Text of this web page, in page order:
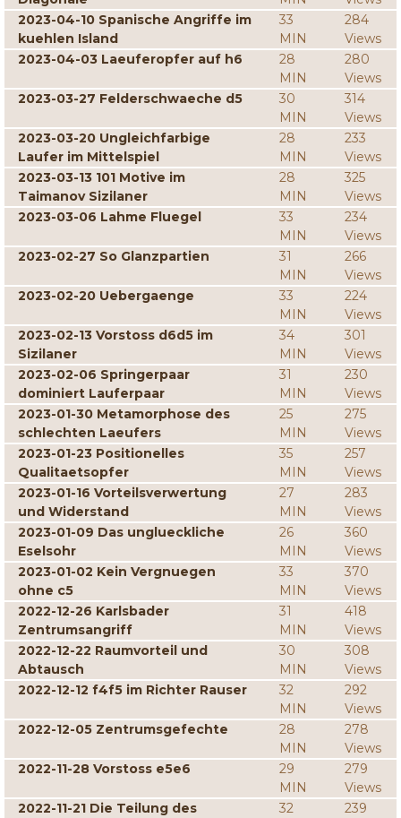
2023-04-10 Spanische Angriffe im
kuehlen Island
33
MIN
284
Views
2023-04-03 Laeuferopfer auf h6
28
MIN
280
Views
2023-03-27 Felderschwaeche d5
30
MIN
314
Views
2023-03-20 Ungleichfarbige
Laufer im Mittelspiel
28
MIN
233
Views
2023-03-13 101 Motive im
Taimanov Sizilaner
28
MIN
325
Views
2023-03-06 Lahme Fluegel
33
MIN
234
Views
2023-02-27 So Glanzpartien
31
MIN
266
Views
2023-02-20 Uebergaenge
33
MIN
224
Views
2023-02-13 Vorstoss d6d5 im
Sizilaner
34
MIN
301
Views
2023-02-06 Springerpaar
dominiert Lauferpaar
31
MIN
230
Views
2023-01-30 Metamorphose des
schlechten Laeufers
25
MIN
275
Views
2023-01-23 Positionelles
Qualitaetsopfer
35
MIN
257
Views
2023-01-16 Vorteilsverwertung
und Widerstand
27
MIN
283
Views
2023-01-09 Das unglueckliche
Eselsohr
26
MIN
360
Views
2023-01-02 Kein Vergnuegen
ohne c5
33
MIN
370
Views
2022-12-26 Karlsbader
Zentrumsangriff
31
MIN
418
Views
2022-12-22 Raumvorteil und
Abtausch
30
MIN
308
Views
2022-12-12 f4f5 im Richter Rauser
32
MIN
292
Views
2022-12-05 Zentrumsgefechte
28
MIN
278
Views
2022-11-28 Vorstoss e5e6
29
MIN
279
Views
2022-11-21 Die Teilung des
32
239